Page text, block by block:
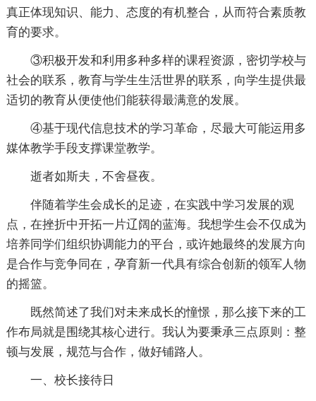
真正体现知识、能力、态度的有机整合，从而符合素质教
育的要求。
③积极开发和利用多种多样的课程资源，密切学校与
社会的联系，教育与学生生活世界的联系，向学生提供最
适切的教育从便使他们能获得最满意的发展。
④基于现代信息技术的学习革命，尽最大可能运用多
媒体教学手段支撑课堂教学。
逝者如斯夫，不舍昼夜。
伴随着学生会成长的足迹，在实践中学习发展的观
点，在挫折中开拓一片辽阔的蓝海。我想学生会不仅成为
培养同学们组织协调能力的平台，或许她最终的发展方向
是合作与竞争同在，孕育新一代具有综合创新的领军人物
的摇篮。
既然简述了我们对未来成长的憧憬，那么接下来的工
作布局就是围绕其核心进行。我认为要秉承三点原则：整
顿与发展，规范与合作，做好铺路人。
一、校长接待日